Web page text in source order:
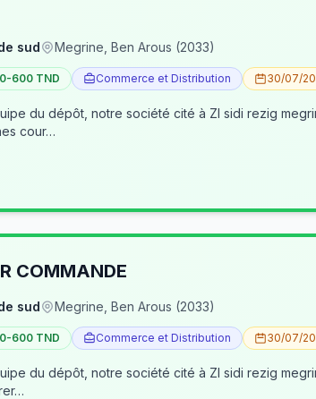
sud Megrine, Ben Arous (2033)
600 TND Commerce et Distribution 30/07/
du dépôt, notre société cité à ZI sidi rezig
cour…
COMMANDE
sud Megrine, Ben Arous (2033)
600 TND Commerce et Distribution 30/07/
cité à ZI sidi rezig megrine recrute des jeunes pour occuper le
. Il assurer…